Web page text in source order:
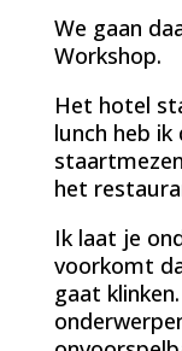
We gaan
Workshop.
Het hotel
lunch heb ik
het
Ik laat je
voorkomt
gaat